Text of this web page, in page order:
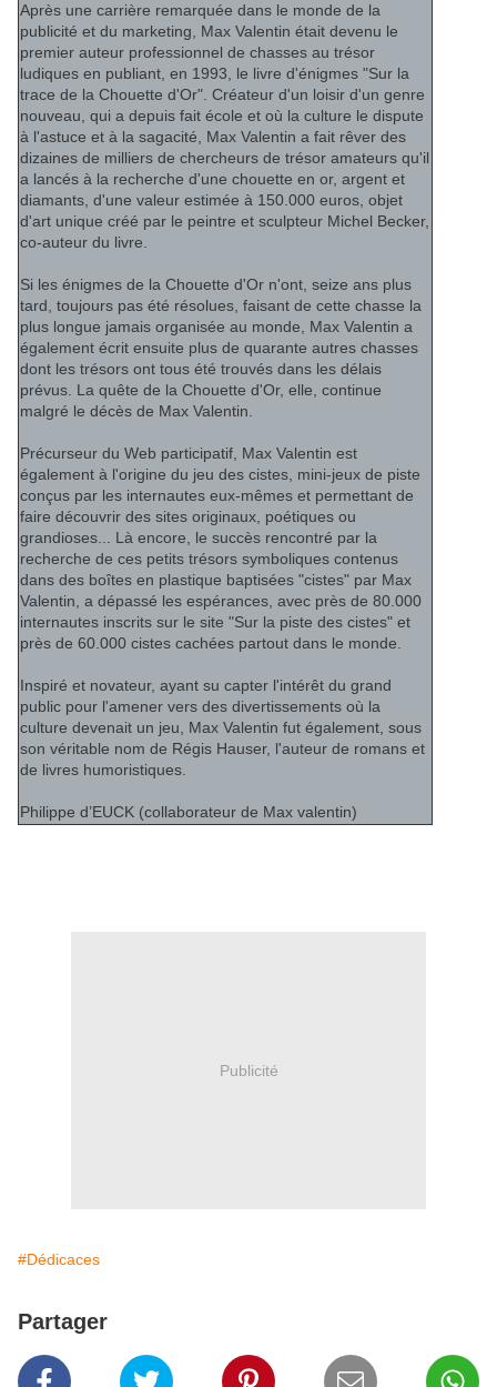
Après une carrière remarquée dans le monde de la
publicité et du marketing, Max Valentin était devenu le
premier auteur professionnel de chasses au trésor
ludiques en publiant, en 1993, le livre d'énigmes "Sur la
trace de la Chouette d'Or". Créateur d'un loisir d'un genre
nouveau, qui a depuis fait école et où la culture le dispute
à l'astuce et à la sagacité, Max Valentin a fait rêver des
dizaines de milliers de chercheurs de trésor amateurs qu'il
a lancés à la recherche d'une chouette en or, argent et
diamants, d'une valeur estimée à 150.000 euros, objet
d'art unique créé par le peintre et sculpteur Michel Becker,
co-auteur du livre.
Si les énigmes de la Chouette d'Or n'ont, seize ans plus
tard, toujours pas été résolues, faisant de cette chasse la
plus longue jamais organisée au monde, Max Valentin a
également écrit ensuite plus de quarante autres chasses
dont les trésors ont tous été trouvés dans les délais
prévus. La quête de la Chouette d'Or, elle, continue
malgré le décès de Max Valentin.
Précurseur du Web participatif, Max Valentin est
également à l'origine du jeu des cistes, mini-jeux de piste
conçus par les internautes eux-mêmes et permettant de
faire découvrir des sites originaux, poétiques ou
grandioses... Là encore, le succès rencontré par la
recherche de ces petits trésors symboliques contenus
dans des boîtes en plastique baptisées "cistes" par Max
Valentin, a dépassé les espérances, avec près de 80.000
internautes inscrits sur le site "Sur la piste des cistes" et
près de 60.000 cistes cachées partout dans le monde.
Inspiré et novateur, ayant su capter l'intérêt du grand
public pour l'amener vers des divertissements où la
culture devenait un jeu, Max Valentin fut également, sous
son véritable nom de Régis Hauser, l'auteur de romans et
de livres humoristiques.
Philippe d’EUCK (collaborateur de Max valentin)
Publicité
#Dédicaces
Partager